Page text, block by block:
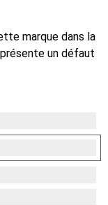
marque dans la
un défaut